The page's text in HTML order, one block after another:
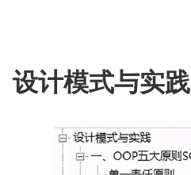
设计模式与实践